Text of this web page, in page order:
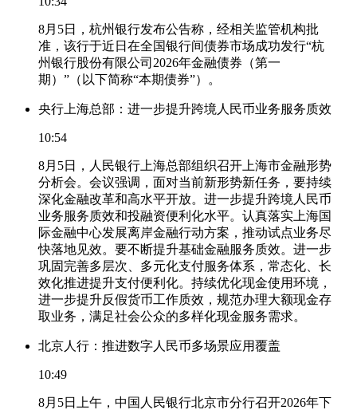
8月5日，杭州银行发布公告称，经相关监管机构批
准，该行于近日在全国银行间债券市场成功发行“杭
州银行股份有限公司2026年金融债券（第一
期）”（以下简称“本期债券”）。
央行上海总部：进一步提升跨境人民币业务服务质效
10:54
8月5日，人民银行上海总部组织召开上海市金融形势
分析会。会议强调，面对当前新形势新任务，要持续
深化金融改革和高水平开放。进一步提升跨境人民币
业务服务质效和投融资便利化水平。认真落实上海国
际金融中心发展离岸金融行动方案，推动试点业务尽
快落地见效。要不断提升基础金融服务质效。进一步
巩固完善多层次、多元化支付服务体系，常态化、长
效化推进提升支付便利化。持续优化现金使用环境，
进一步提升反假货币工作质效，规范办理大额现金存
取业务，满足社会公众的多样化现金服务需求。
北京人行：推进数字人民币多场景应用覆盖
10:49
8月5日上午，中国人民银行北京市分行召开2026年下